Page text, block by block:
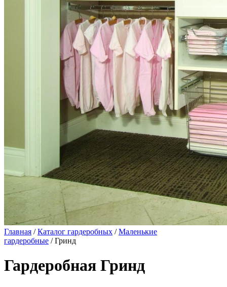
Главная /Каталог гардеробных /Маленькие
гардеробные / Гринд
Гардеробная Гринд